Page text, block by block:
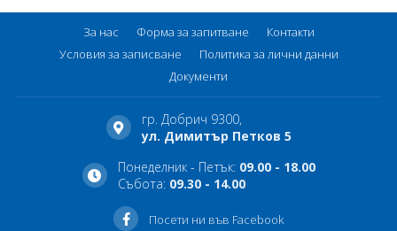
За нас Форма за запитване
Контакти
Условия за записване
Политика за лични данни
Документи
гр. Добрич 9300,
ул. Димитър Петков 5
Понеделник - Петък: 09.00 - 18.00
Събота: 09.30 - 14.00
Посети ни във Facebook